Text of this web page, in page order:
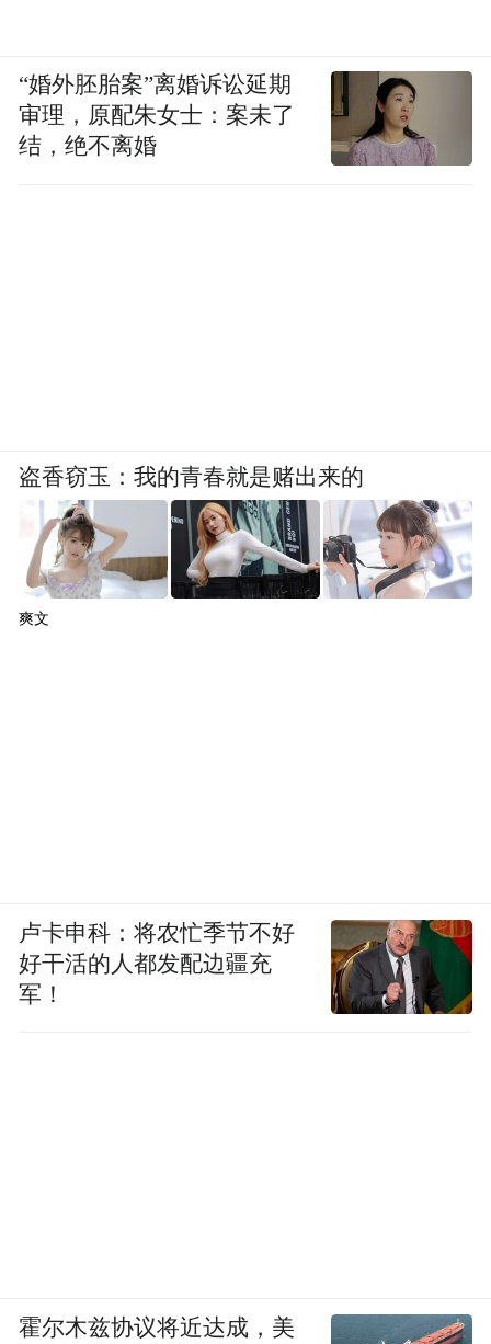
“婚外胚胎案”离婚诉讼延期
审理，原配朱女士：案未了
结，绝不离婚
盗香窃玉：我的青春就是赌出来的
爽文
卢卡申科：将农忙季节不好
好干活的人都发配边疆充
军！
霍尔木兹协议将近达成，美